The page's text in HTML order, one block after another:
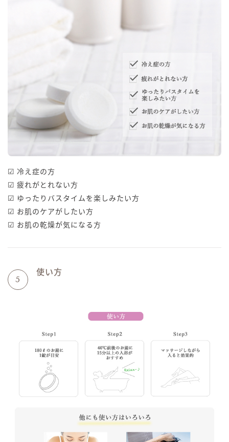
☑ 冷え症の方
☑ 疲れがとれない方
☑ ゆったりバスタイムを楽しみたい方
☑ お肌のケアがしたい方
☑ お肌の乾燥が気になる方
5
使い方